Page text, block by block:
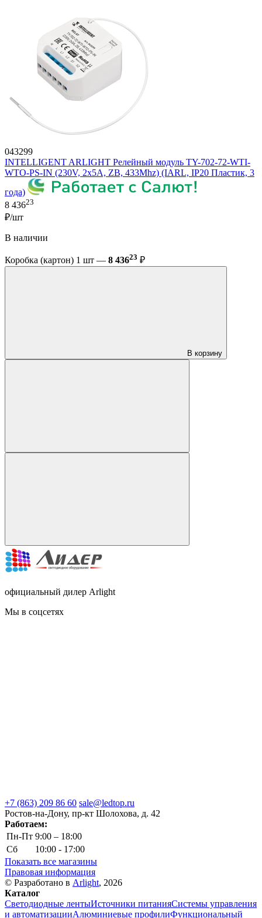
043299
INTELLIGENT ARLIGHT Релейный модуль TY-702-72-WTI-
WTO-PS-IN (230V, 2x5A, ZB, 433Mhz) (IARL, IP20 Пластик, 3
года)
8 43623
₽/шт
В наличии
Коробка (картон) 1 шт — 8 43623 ₽
В корзину
официальный дилер Arlight
Мы в соцсетях
+7 (863) 209 86 60 sale@ledtop.ru
Ростов-на-Дону, пр-кт Шолохова, д. 42
Работаем:
Пн-Пт 9:00 – 18:00
Сб
10:00 - 17:00
Показать все магазины
Правовая информация
© Разработано в Arlight, 2026
Каталог
Светодиодные лентыИсточники питанияСистемы управления
и автоматизацииАлюминиевые профилиФункциональный